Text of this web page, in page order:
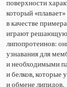
поверхности
который
в качестве
играют решающую
липопротеинов:
узнавания для
и необходимыми
и белков, которые
и обмене липидов.